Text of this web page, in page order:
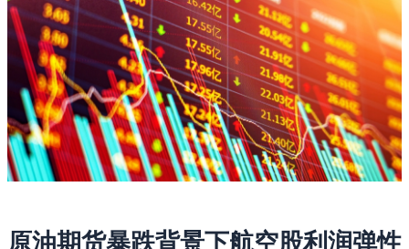
原油期货暴跌背景下航空股利润弹性